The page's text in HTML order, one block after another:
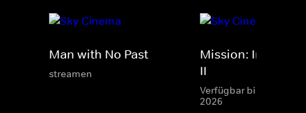
Man with No Past
streamen
Mission:
II
Verfügbar bis 31 Aug.
2026